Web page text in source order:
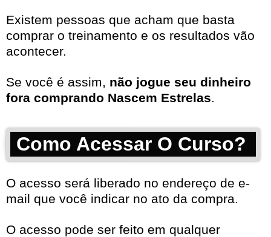
Existem pessoas que acham que basta
comprar o treinamento e os resultados vão
acontecer.
Se você é assim, não jogue seu dinheiro
fora comprando Nascem Estrelas
Como Acessar O Curso?
O acesso será liberado no endereço de e-
mail que você indicar no ato da compra.
O acesso pode ser feito em qualquer